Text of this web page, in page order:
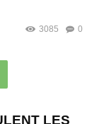
0
3085
LES